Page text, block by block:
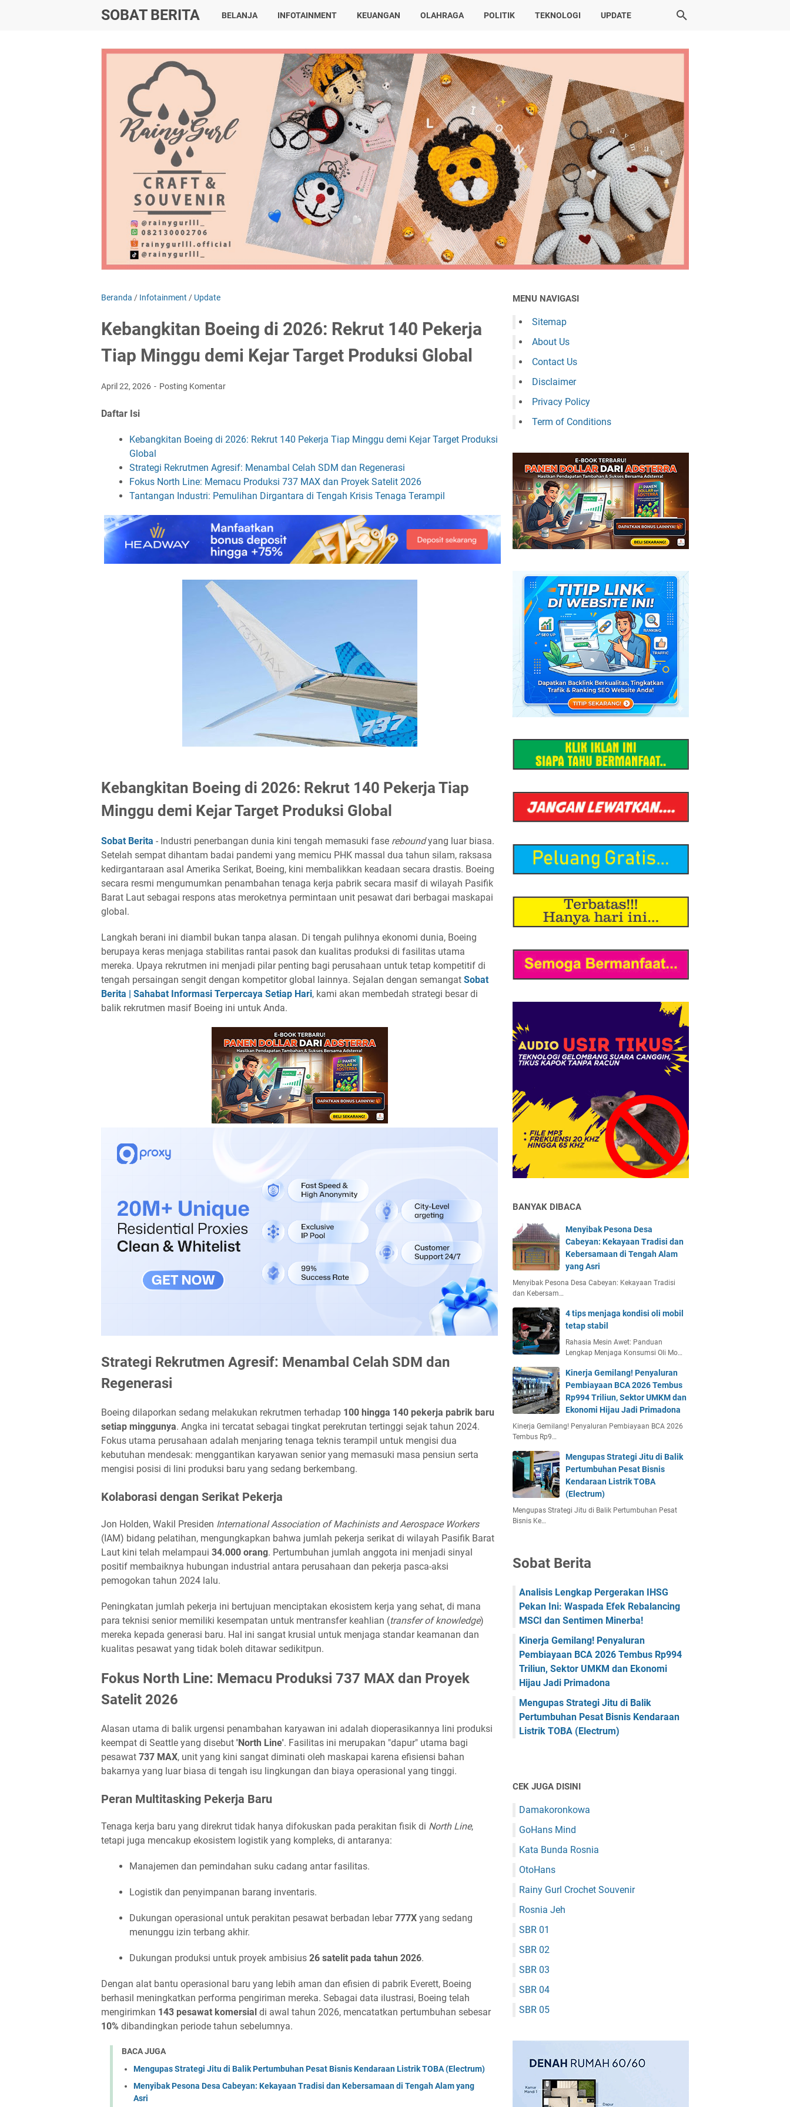
SOBAT BERITA BELANJA INFOTAINMENT KEUANGAN OLAHRAGA POLITIK TEKNOLOGI UPDATE
Beranda / Infotainment / Update
Kebangkitan Boeing di 2026: Rekrut 140 Pekerja
Tiap Minggu demi Kejar Target Produksi Global
April 22, 2026 Posting Komentar
Daftar Isi
Kebangkitan Boeing di 2026: Rekrut 140 Pekerja Tiap Minggu demi Kejar Target Produksi
Global
Strategi Rekrutmen Agresif: Menambal Celah SDM dan Regenerasi
Fokus North Line: Memacu Produksi 737 MAX dan Proyek Satelit 2026
Tantangan Industri: Pemulihan Dirgantara di Tengah Krisis Tenaga Terampil
Kebangkitan Boeing di 2026: Rekrut 140 Pekerja Tiap
Minggu demi Kejar Target Produksi Global
Sobat Berita - Industri penerbangan dunia kini tengah memasuki fase reboundyang luar biasa.
Setelah sempat dihantam badai pandemi yang memicu PHK massal dua tahun silam, raksasa
kedirgantaraan asal Amerika Serikat, Boeing, kini membalikkan keadaan secara drastis. Boeing
secara resmi mengumumkan penambahan tenaga kerja pabrik secara masif di wilayah Pasifik
Barat Laut sebagai respons atas meroketnya permintaan unit pesawat dari berbagai maskapai
global.
Langkah berani ini diambil bukan tanpa alasan. Di tengah pulihnya ekonomi dunia, Boeing
berupaya keras menjaga stabilitas rantai pasok dan kualitas produksi di fasilitas utama
mereka. Upaya rekrutmen ini menjadi pilar penting bagi perusahaan untuk tetap kompetitif di
tengah persaingan sengit dengan kompetitor global lainnya. Sejalan dengan semangat Sobat
Berita | Sahabat Informasi Terpercaya Setiap Hari, kami akan membedah strategi besar di
balik rekrutmen masif Boeing ini untuk Anda.
Strategi Rekrutmen Agresif: Menambal Celah SDM dan
Regenerasi
Boeing dilaporkan sedang melakukan rekrutmen terhadap 100 hingga 140 pekerja pabrik baru
setiap minggunya. Angka ini tercatat sebagai tingkat perekrutan tertinggi sejak tahun 2024.
Fokus utama perusahaan adalah menjaring tenaga teknis terampil untuk mengisi dua
kebutuhan mendesak: menggantikan karyawan senior yang memasuki masa pensiun serta
mengisi posisi di lini produksi baru yang sedang berkembang.
Kolaborasi dengan Serikat Pekerja
Jon Holden, Wakil Presiden International Association of Machinists and Aerospace Workers
(IAM) bidang pelatihan, mengungkapkan bahwa jumlah pekerja serikat di wilayah Pasifik Barat
Laut kini telah melampaui 34.000 orang. Pertumbuhan jumlah anggota ini menjadi sinyal
positif membaiknya hubungan industrial antara perusahaan dan pekerja pasca-aksi
pemogokan tahun 2024 lalu.
Peningkatan jumlah pekerja ini bertujuan menciptakan ekosistem kerja yang sehat, di mana
para teknisi senior memiliki kesempatan untuk mentransfer keahlian (transfer of knowledge)
mereka kepada generasi baru. Hal ini sangat krusial untuk menjaga standar keamanan dan
kualitas pesawat yang tidak boleh ditawar sedikitpun.
Fokus North Line: Memacu Produksi 737 MAX dan Proyek
Satelit 2026
Alasan utama di balik urgensi penambahan karyawan ini adalah dioperasikannya lini produksi
keempat di Seattle yang disebut 'North Line'. Fasilitas ini merupakan "dapur" utama bagi
pesawat 737 MAX, unit yang kini sangat diminati oleh maskapai karena efisiensi bahan
bakarnya yang luar biasa di tengah isu lingkungan dan biaya operasional yang tinggi.
Peran Multitasking Pekerja Baru
Tenaga kerja baru yang direkrut tidak hanya difokuskan pada perakitan fisik di North Line,
tetapi juga mencakup ekosistem logistik yang kompleks, di antaranya:
Manajemen dan pemindahan suku cadang antar fasilitas.
Logistik dan penyimpanan barang inventaris.
Dukungan operasional untuk perakitan pesawat berbadan lebar777X yang sedang
menunggu izin terbang akhir.
Dukungan produksi untuk proyek ambisius 26 satelit pada tahun 2026.
Dengan alat bantu operasional baru yang lebih aman dan efisien di pabrik Everett, Boeing
berhasil meningkatkan performa pengiriman mereka. Sebagai data ilustrasi, Boeing telah
mengirimkan 143 pesawat komersial di awal tahun 2026, mencatatkan pertumbuhan sebesar
10% dibandingkan periode tahun sebelumnya.
BACA JUGA
Mengupas Strategi Jitu di Balik Pertumbuhan Pesat Bisnis Kendaraan Listrik TOBA (Electrum)
Menyibak Pesona Desa Cabeyan: Kekayaan Tradisi dan Kebersamaan di Tengah Alam yang
Asri
MENU NAVIGASI
Sitemap
About Us
Contact Us
Disclaimer
Privacy Policy
Term of Conditions
BANYAK DIBACA
Menyibak Pesona Desa
Cabeyan: Kekayaan Tradisi dan
Kebersamaan di Tengah Alam
yang Asri
Menyibak Pesona Desa Cabeyan: Kekayaan Tradisi
dan Kebersam…
4 tips menjaga kondisi oli mobil
tetap stabil
Rahasia Mesin Awet: Panduan
Lengkap Menjaga Konsumsi Oli Mo…
Kinerja Gemilang! Penyaluran
Pembiayaan BCA 2026 Tembus
Rp994 Triliun, Sektor UMKM dan
Ekonomi Hijau Jadi Primadona
Kinerja Gemilang! Penyaluran Pembiayaan BCA 2026
Tembus Rp9…
Mengupas Strategi Jitu di Balik
Pertumbuhan Pesat Bisnis
Kendaraan Listrik TOBA
(Electrum)
Mengupas Strategi Jitu di Balik Pertumbuhan Pesat
Bisnis Ke…
Sobat Berita
Analisis Lengkap Pergerakan IHSG
Pekan Ini: Waspada Efek Rebalancing
MSCI dan Sentimen Minerba!
Kinerja Gemilang! Penyaluran
Pembiayaan BCA 2026 Tembus Rp994
Triliun, Sektor UMKM dan Ekonomi
Hijau Jadi Primadona
Mengupas Strategi Jitu di Balik
Pertumbuhan Pesat Bisnis Kendaraan
Listrik TOBA (Electrum)
CEK JUGA DISINI
Damakoronkowa
GoHans Mind
Kata Bunda Rosnia
OtoHans
Rainy Gurl Crochet Souvenir
Rosnia Jeh
SBR 01
SBR 02
SBR 03
SBR 04
SBR 05